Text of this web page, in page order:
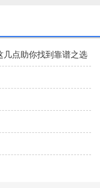
几点助你找到靠谱之选